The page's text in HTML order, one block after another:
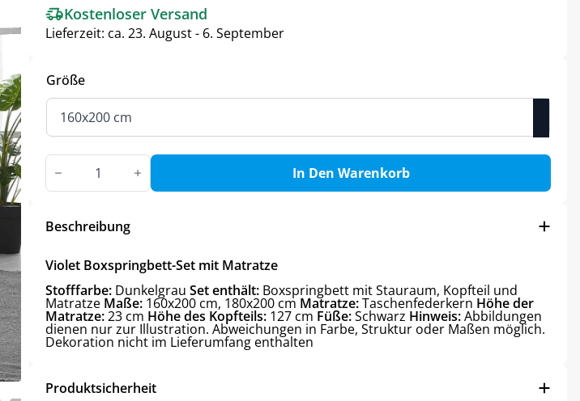
1.472,95€
1.031,73€.
Kostenloser Versand
Lieferzeit: ca. 23. August - 6. September
Größe
Violet
Box-
Spring
Menge
In Den Warenkorb
Beschreibung
Violet Boxspringbett-Set mit Matratze
Stofffarbe: Dunkelgrau Set enthält: Boxspringbett mit Stauraum, Kopfteil und
Matratze Maße: 160x200 cm, 180x200 cm Matratze:Taschenfederkern Höhe der
Matratze:23 cm Höhe des Kopfteils: 127 cm Füße:Schwarz Hinweis:Abbildungen
dienen nur zur Illustration. Abweichungen in Farbe, Struktur oder Maßen möglich.
Dekoration nicht im Lieferumfang enthalten
Produktsicherheit